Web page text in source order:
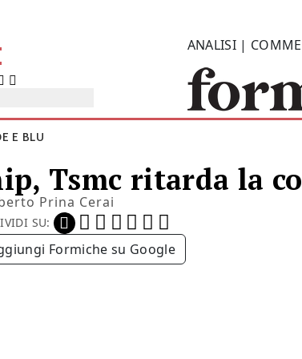
ANALISI |
E BLU
Tsmc ritarda la
Prina Cerai
SU:
Formiche su Google